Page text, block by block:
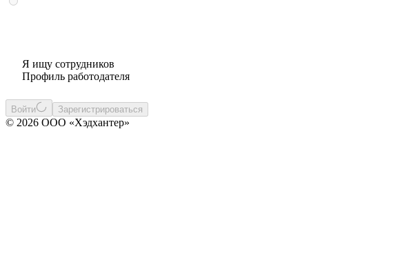
Я ищу сотрудников
Профиль работодателя
Войти Зарегистрироваться
© 2026 ООО «Хэдхантер»